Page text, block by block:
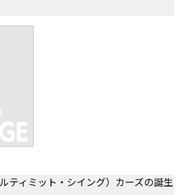
ティミット・シイング）カーズの誕生